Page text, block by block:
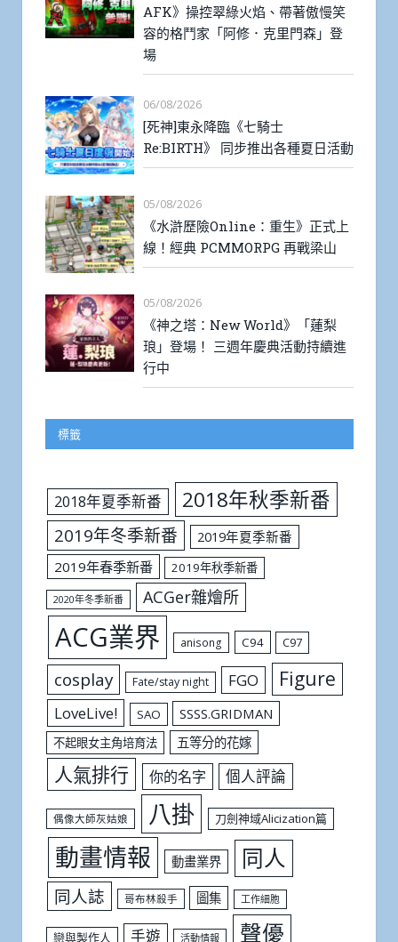
AFK》操控翠綠火焰、帶著傲慢笑
容的格鬥家「阿修．克里門森」登
場
06/08/2026
[死神]東永降臨《七騎士
Re:BIRTH》 同步推出各種夏日活動
05/08/2026
《水滸歷險Online：重生》正式上
線！經典 PCMMORPG 再戰梁山
05/08/2026
《神之塔：New World》「蓮梨
琅」登場！ 三週年慶典活動持續進
行中
標籤
2018年夏季新番 2018年秋季新番
2019年冬季新番
2019年夏季新番
2019年春季新番
2019年秋季新番
2020年冬季新番 ACGer雜燴所
ACG業界 anisong C94 C97
cosplay Fate/stay night FGO Figure
LoveLive! SAO SSSS.GRIDMAN
不起眼女主角培育法 五等分的花嫁
人氣排行 你的名字 個人評論
偶像大師灰姑娘 八掛 刀劍神域Alicization篇
動畫情報 動畫業界 同人
同人誌 哥布林殺手 圖集 工作細胞
戀與製作人 手遊 活動情報 聲優